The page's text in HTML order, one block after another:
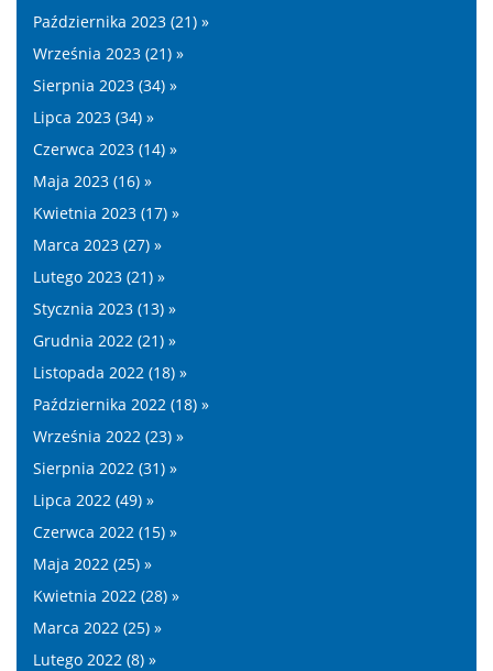
Października 2023 (21) »
Września 2023 (21) »
Sierpnia 2023 (34) »
Lipca 2023 (34) »
Czerwca 2023 (14) »
Maja 2023 (16) »
Kwietnia 2023 (17) »
Marca 2023 (27) »
Lutego 2023 (21) »
Stycznia 2023 (13) »
Grudnia 2022 (21) »
Listopada 2022 (18) »
Października 2022 (18) »
Września 2022 (23) »
Sierpnia 2022 (31) »
Lipca 2022 (49) »
Czerwca 2022 (15) »
Maja 2022 (25) »
Kwietnia 2022 (28) »
Marca 2022 (25) »
Lutego 2022 (8) »